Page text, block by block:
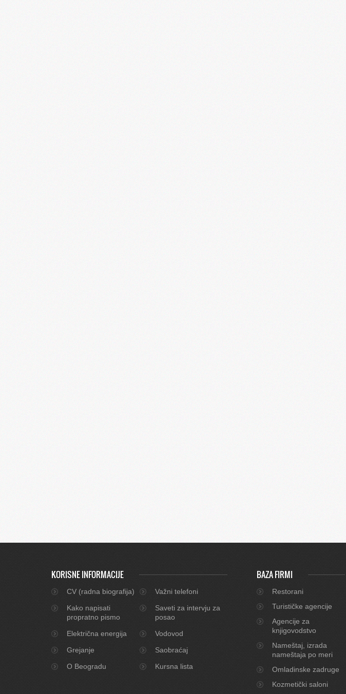
KORISNE INFORMACIJE
CV (radna biografija)
Važni telefoni
Kako napisati
propratno pismo
Saveti za intervju za
posao
Električna energija
Vodovod
Grejanje
Saobraćaj
O Beogradu
Kursna lista
BAZA FIRMI
Restorani
Turističke agencije
Agencije za
knjigovodstvo
Nameštaj, izrada
nameštaja po meri
Omladinske zadruge
Kozmetički saloni